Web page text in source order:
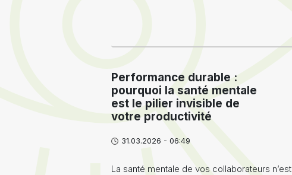
Performance durable :
pourquoi la santé mentale
est le pilier invisible de
votre productivité
31.03.2026 - 06:49
La santé mentale de vos collaborateurs n’est